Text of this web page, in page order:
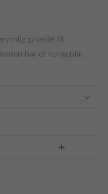
gaveidé til
har et kongeblåt
